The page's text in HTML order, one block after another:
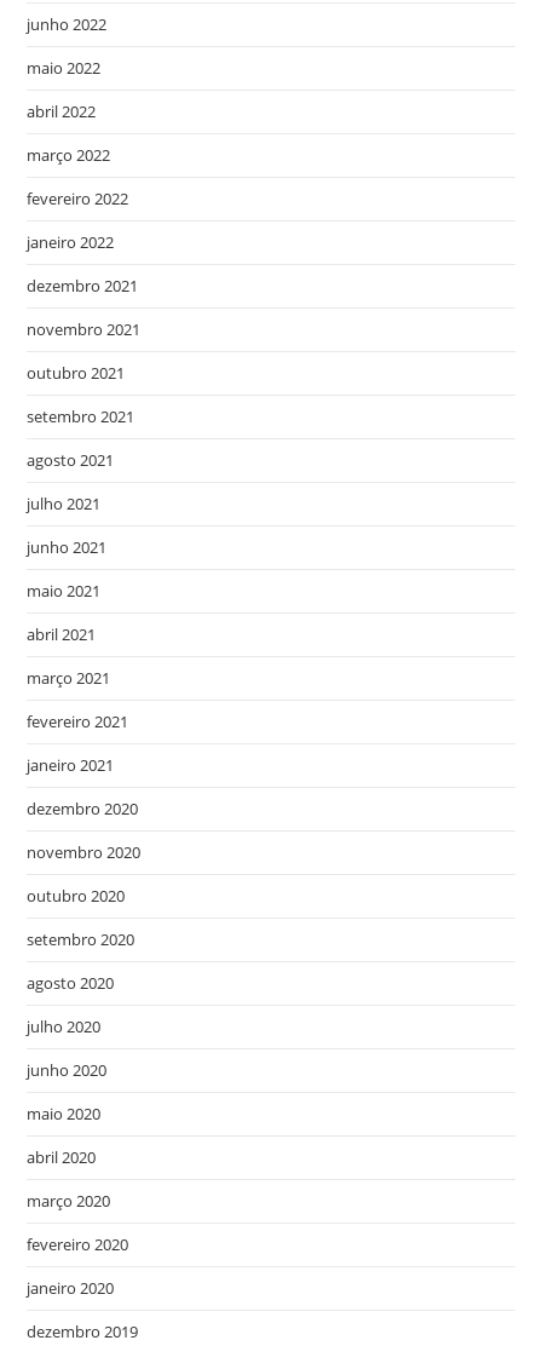
junho 2022
maio 2022
abril 2022
março 2022
fevereiro 2022
janeiro 2022
dezembro 2021
novembro 2021
outubro 2021
setembro 2021
agosto 2021
julho 2021
junho 2021
maio 2021
abril 2021
março 2021
fevereiro 2021
janeiro 2021
dezembro 2020
novembro 2020
outubro 2020
setembro 2020
agosto 2020
julho 2020
junho 2020
maio 2020
abril 2020
março 2020
fevereiro 2020
janeiro 2020
dezembro 2019